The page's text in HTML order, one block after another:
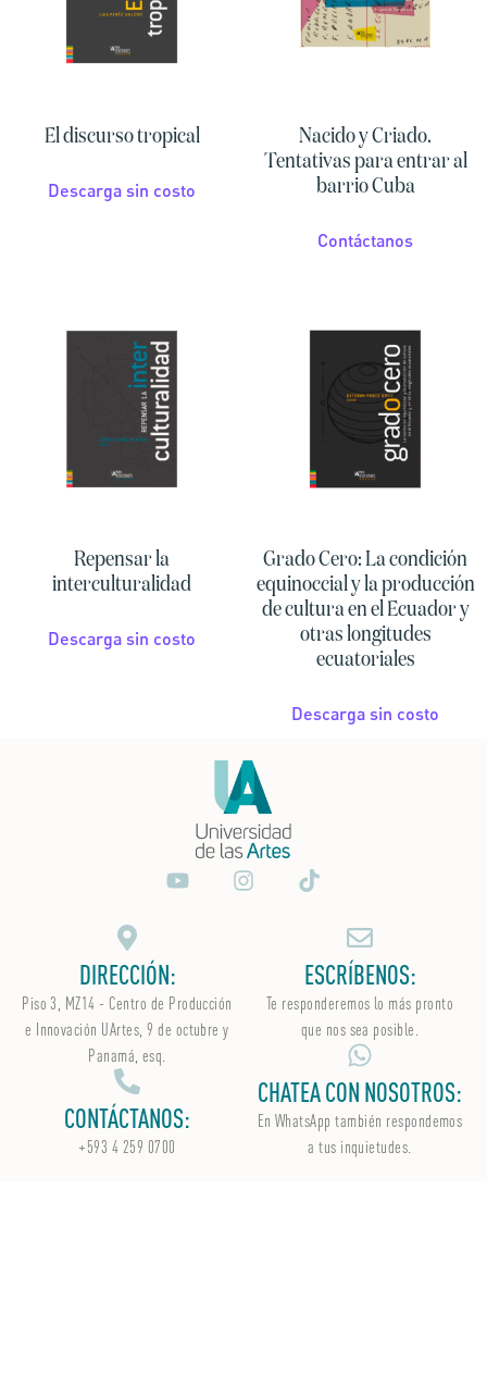
El discurso tropical
Descarga sin costo
Nacido y Criado.
Tentativas para entrar al
barrio Cuba
Contáctanos
Repensar la
interculturalidad
Descarga sin costo
Grado Cero: La condición
equinoccial y la producción
de cultura en el Ecuador y
otras longitudes
ecuatoriales
Descarga sin costo
DIRECCIÓN:
Piso 3, MZ14 - Centro de Producción
e Innovación UArtes, 9 de octubre y
Panamá, esq.
CONTÁCTANOS:
+593 4 259 0700
ESCRÍBENOS:
Te responderemos lo más pronto
que nos sea posible.
CHATEA CON NOSOTROS:
En WhatsApptambién respondemos
a tus inquietudes.